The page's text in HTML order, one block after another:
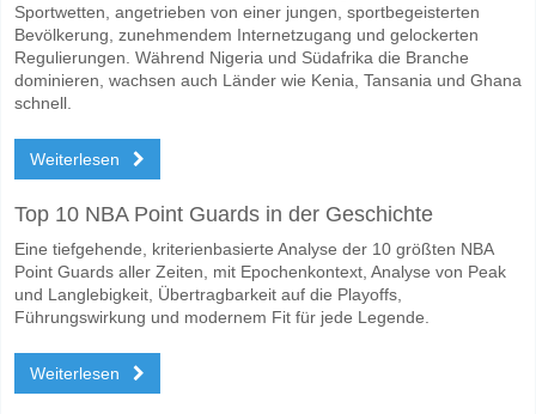
Ein Unentschieden im Spiel hat eine Wahrscheinlichkeit von 35%.
Werden beide Teams im Spiel punkten Seoul E-Land
Ja für Beide Teams Erzielen, mit einem Prozentsatz von 57%.
Wofür ist die richtige Ergebnisprognose Seoul E-Land
Sportwetten, angetrieben von einer jungen, sportbegeisterten
Bevölkerung, zunehmendem Internetzugang und gelockerten
Regulierungen. Während Nigeria und Südafrika die Branche
dominieren, wachsen auch Länder wie Kenia, Tansania und Ghana
schnell.
Weiterlesen
Top 10 NBA Point Guards in der Geschichte
Eine tiefgehende, kriterienbasierte Analyse der 10 größten NBA
Point Guards aller Zeiten, mit Epochenkontext, Analyse von Peak
und Langlebigkeit, Übertragbarkeit auf die Playoffs,
Führungswirkung und modernem Fit für jede Legende.
Weiterlesen